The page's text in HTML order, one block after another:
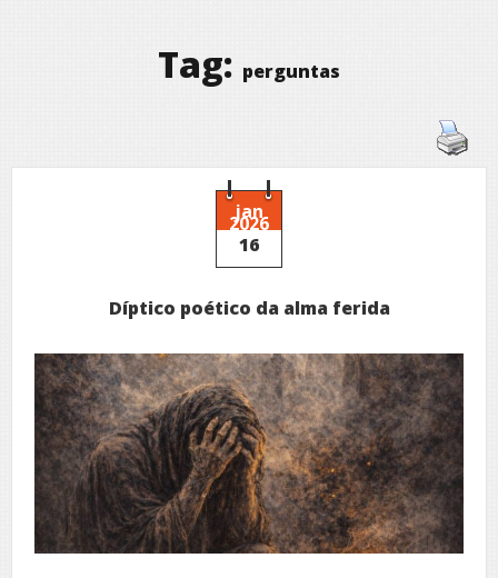
Tag: perguntas
jan
2026
16
Díptico poético da alma ferida